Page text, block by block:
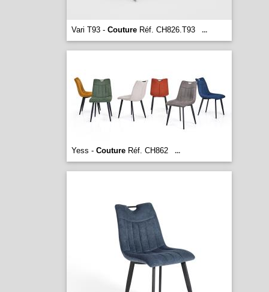
Vari T93 - CoutureRéf. CH826.T93 ...
Yess - CoutureRéf. CH862 ...